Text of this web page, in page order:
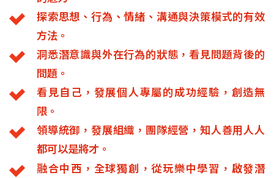
探索思想、行為、情緒、溝通與決策模式的有效
方法。
洞悉潛意識與外在行為的狀態，看見問題背後的
問題。
看見自己，發展個人專屬的成功經驗，創造無
限。
領導統御，發展組織，團隊經營，知人善用人人
都可以是將才。
融合中西，全球獨創，從玩樂中學習，啟發潛